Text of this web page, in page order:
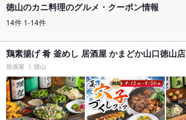
徳山のカニ料理のグルメ・クーポン情報
14件 1-14件
鶏素揚げ 肴 釜めし 居酒屋 かまどか山口徳山店
居酒屋 徳山